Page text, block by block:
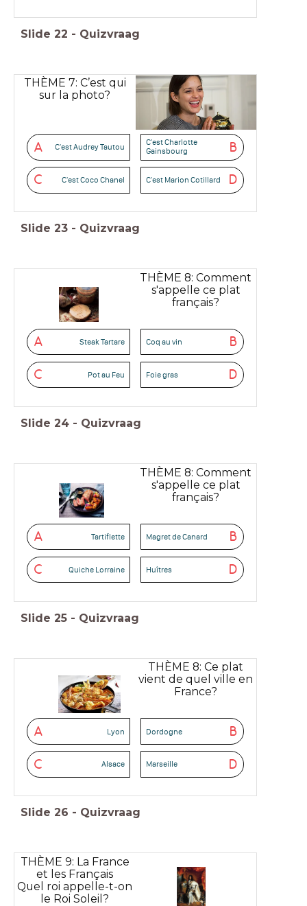
Slide 22 - Quizvraag
THÈME 7: C’est qui
sur la photo?
A C'est Audrey Tautou B
C'est Charlotte
Gainsbourg
C C'est Coco Chanel D
C'est Marion Cotillard
Slide 23 - Quizvraag
THÈME 8: Comment
s'appelle ce plat
français?
A Steak Tartare B
Coq au vin
C Pot au Feu D
Foie gras
Slide 24 - Quizvraag
THÈME 8: Comment
s'appelle ce plat
français?
A Tartiflette B
Magret de Canard
C Quiche Lorraine D
Huîtres
Slide 25 - Quizvraag
THÈME 8: Ce plat
vient de quel ville en
France?
A Lyon B
Dordogne
C Alsace D
Marseille
Slide 26 - Quizvraag
THÈME 9: La France
et les Français
Quel roi appelle-t-on
le Roi Soleil?